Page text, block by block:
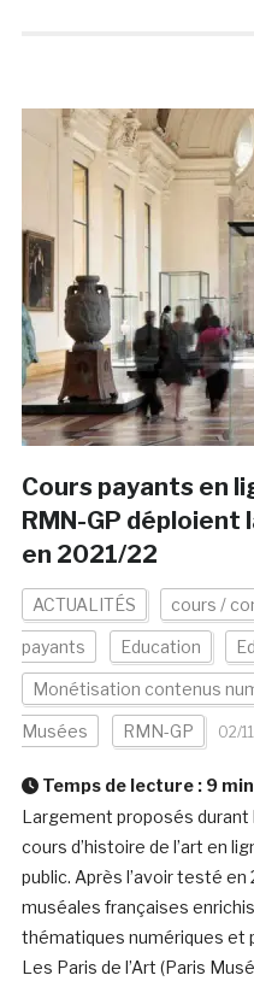
Cours payants en
RMN-GP
en 2021/22
ACTUALITÉS cours /
payants Education
Monétisation contenus
Musées RMN-GP 02/
Temps de lecture : 9 min
Largement proposés
cours d’histoire de l’art en
public. Après l’avoir testé
muséales françaises
thématiques numériques et
Les Paris de l’Art (Paris